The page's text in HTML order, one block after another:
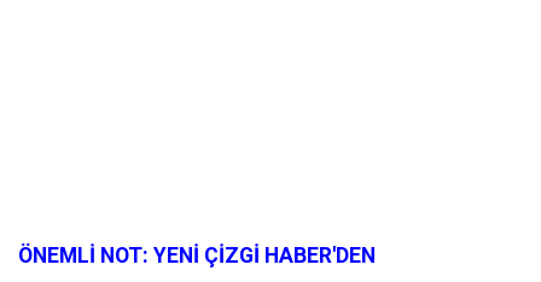
ÖNEMLİ NOT: YENİ ÇİZGİ HABER'DEN